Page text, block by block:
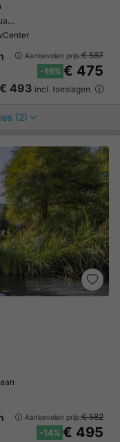
Aanbevolen prijs:€ 587
-19% € 475
€ 493 incl. toeslagen
(2)
Aanbevolen prijs:€ 582
-14% € 495